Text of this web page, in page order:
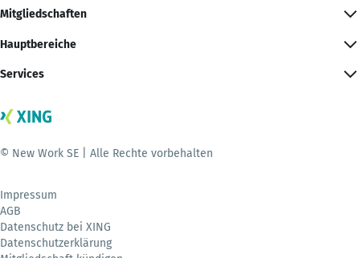
Mitgliedschaften
Hauptbereiche
Services
© New Work SE | Alle Rechte vorbehalten
Impressum
AGB
Datenschutz bei XING
Datenschutzerklärung